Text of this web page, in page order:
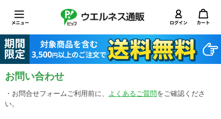
お問い合わせ
・お問合せフォームご利用前に、 よくあるご質問をご確認くださ
い。